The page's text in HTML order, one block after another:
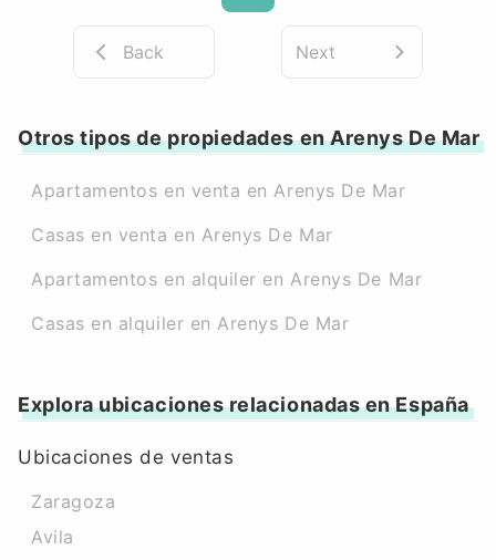
Back Next
Otros tipos de propiedades en Arenys De Mar
Apartamentos en venta en Arenys De Mar
Casas en venta en Arenys De Mar
Apartamentos en alquiler en Arenys De Mar
Casas en alquiler en Arenys De Mar
Explora ubicaciones relacionadas en España
Ubicaciones de ventas
Zaragoza
Avila